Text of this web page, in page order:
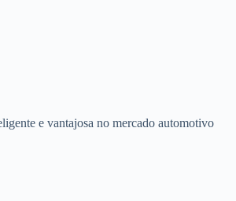
e vantajosa no mercado automotivo